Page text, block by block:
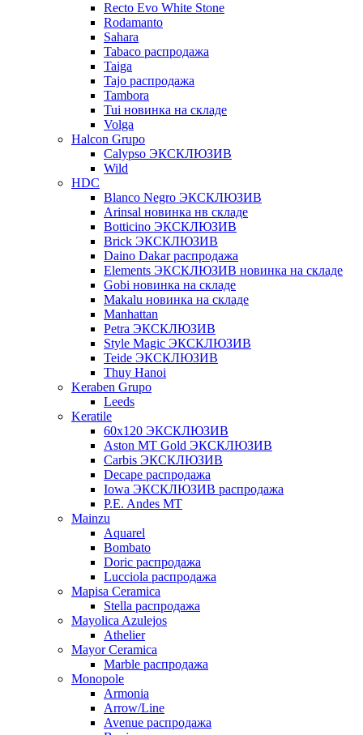
Recto Evo White Stone
Rodamanto
Sahara
Tabaco распродажа
Taiga
Tajo распродажа
Tambora
Tui новинка на складе
Volga
Halcon Grupo
Calypso ЭКСКЛЮЗИВ
Wild
HDC
Blanco Negro ЭКСКЛЮЗИВ
Arinsal новинка нв складе
Botticino ЭКСКЛЮЗИВ
Brick ЭКСКЛЮЗИВ
Daino Dakar распродажа
Elements ЭКСКЛЮЗИВ новинка на складе
Gobi новинка на складе
Makalu новинка на складе
Manhattan
Petra ЭКСКЛЮЗИВ
Style Magic ЭКСКЛЮЗИВ
Teide ЭКСКЛЮЗИВ
Thuy Hanoi
Keraben Grupo
Leeds
Keratile
60х120 ЭКСКЛЮЗИВ
Aston MT Gold ЭКСКЛЮЗИВ
Carbis ЭКСКЛЮЗИВ
Decape распродажа
Iowa ЭКСКЛЮЗИВ распродажа
P.E. Andes MT
Mainzu
Aquarel
Bombato
Doric распродажа
Lucciola распродажа
Mapisa Ceramica
Stella распродажа
Mayolica Azulejos
Athelier
Mayor Ceramica
Marble распродажа
Monopole
Armonia
Arrow/Line
Avenue распродажа